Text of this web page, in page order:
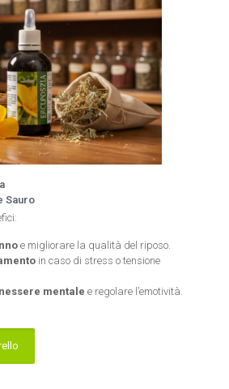
Sauro
e migliorare la qualità del riposo.
in caso di stress o tensione
mentale e regolare l’emotività.